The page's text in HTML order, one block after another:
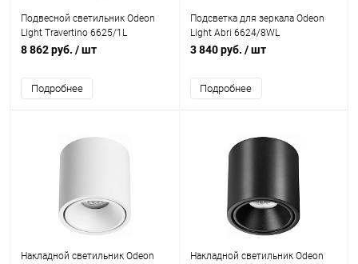
Подвесной светильник Odeon
Light Travertino 6625/1L
8 862 руб. / шт
Подробнее
Подсветка для зеркала Odeon
Light Abri 6624/8WL
3 840 руб. / шт
Подробнее
Накладной светильник Odeon
Накладной светильник Odeon